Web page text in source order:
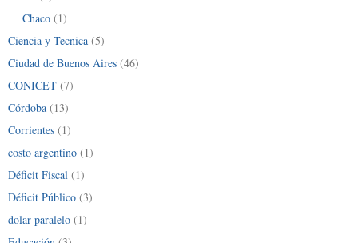
Chaco (1)
Ciencia y Tecnica (5)
Ciudad de Buenos Aires (46)
CONICET (7)
Córdoba (13)
Corrientes (1)
costo argentino (1)
Déficit Fiscal (1)
Déficit Público (3)
dolar paralelo (1)